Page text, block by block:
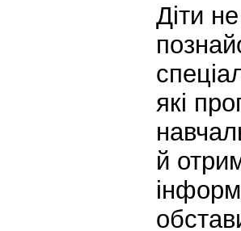
Діти
які
й